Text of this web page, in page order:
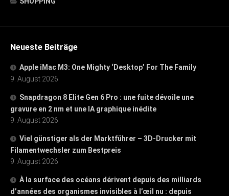
Neueste Beiträge
Apple iMac M3: One Mighty ‘Desktop’ For The Family
9. August 2026
Snapdragon 8 Elite Gen 6 Pro : une fuite dévoile une
gravure en 2 nm et une IA graphique inédite
9. August 2026
Viel günstiger als der Marktführer – 3D-Drucker mit
Filamentwechsler zum Bestpreis
9. August 2026
À la surface des océans dérivent depuis des milliards
d’années des organismes invisibles à l’œil nu : depuis